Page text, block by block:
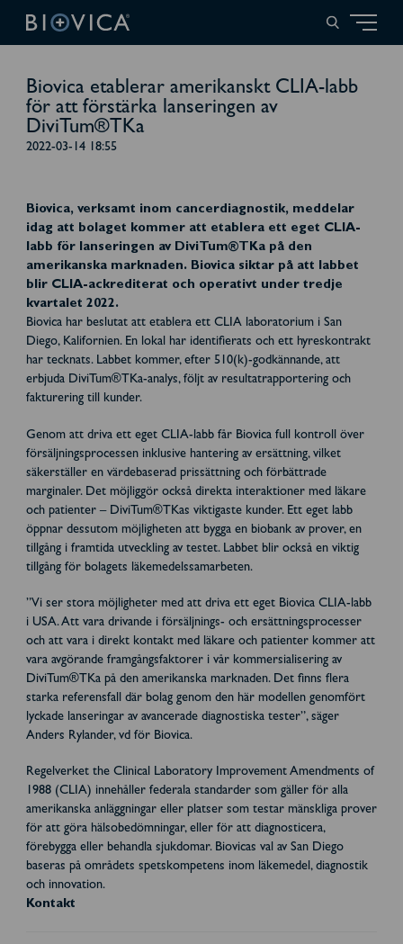
Biovica etablerar amerikanskt CLIA-labb
för att förstärka lanseringen av
DiviTum®TKa
2022-03-14 18:55
Biovica, verksamt inom cancerdiagnostik, meddelar
idag att bolaget kommer att etablera ett eget CLIA-
labb för lanseringen av DiviTum®TKa på den
amerikanska marknaden. Biovica siktar på att labbet
blir CLIA-ackrediterat och operativt under tredje
kvartalet 2022.
Biovica har beslutat att etablera ett CLIA laboratorium i San
Diego, Kalifornien. En lokal har identifierats och ett hyreskontrakt
har tecknats. Labbet kommer, efter 510(k)-godkännande, att
erbjuda DiviTum®TKa-analys, följt av resultatrapportering och
fakturering till kunder.
Genom att driva ett eget CLIA-labb får Biovica full kontroll över
försäljningsprocessen inklusive hantering av ersättning, vilket
säkerställer en värdebaserad prissättning och förbättrade
marginaler. Det möjliggör också direkta interaktioner med läkare
och patienter – DiviTum®TKas viktigaste kunder. Ett eget labb
öppnar dessutom möjligheten att bygga en biobank av prover, en
tillgång i framtida utveckling av testet. Labbet blir också en viktig
tillgång för bolagets läkemedelssamarbeten.
”Vi ser stora möjligheter med att driva ett eget Biovica CLIA-labb
i USA. Att vara drivande i försäljnings- och ersättningsprocesser
och att vara i direkt kontakt med läkare och patienter kommer att
vara avgörande framgångsfaktorer i vår kommersialisering av
DiviTum®TKa på den amerikanska marknaden. Det finns flera
starka referensfall där bolag genom den här modellen genomfört
lyckade lanseringar av avancerade diagnostiska tester”, säger
Anders Rylander, vd för Biovica.
Regelverket the Clinical Laboratory Improvement Amendments of
1988 (CLIA) innehåller federala standarder som gäller för alla
amerikanska anläggningar eller platser som testar mänskliga prover
för att göra hälsobedömningar, eller för att diagnosticera,
förebygga eller behandla sjukdomar. Biovicas val av San Diego
baseras på områdets spetskompetens inom läkemedel, diagnostik
och innovation.
Kontakt